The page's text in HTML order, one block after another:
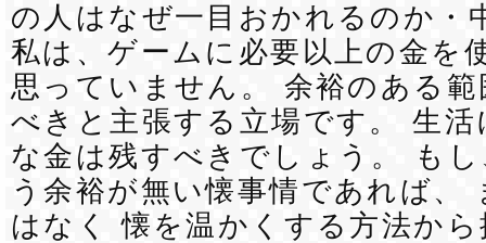
の人はなぜ一目おかれるのか・
私は、ゲームに必要以上の金を
思っていません。 余裕のある
べきと主張する立場です。 生活
な金は残すべきでしょう。 も
う余裕が無い懐事情であれば、
はなく 懐を温かくする方法か